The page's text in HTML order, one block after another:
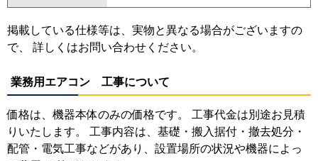
掲載している仕様等は、実物と異なる場合がございますの
で、 詳しくはお問い合わせください。
業務用エアコン 工事について
価格は、機器本体のみの価格です。 工事代金は別途お見積
りいたします。 工事内容は、基礎・搬入据付・撤去処分・
配管・電気工事などがあり、設置場所の状況や機器によっ